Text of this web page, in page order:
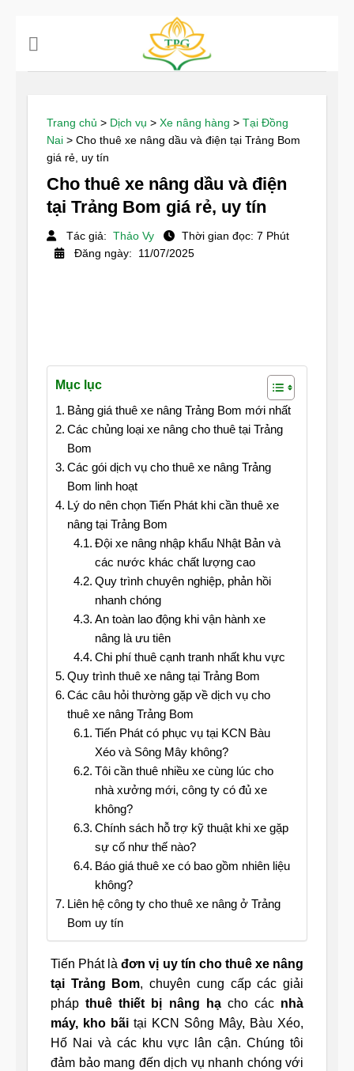
Trang chủ > Dịch vụ > Xe nâng hàng > Tại Đồng
Nai > Cho thuê xe nâng dầu và điện tại Trảng Bom
giá rẻ, uy tín
Cho thuê xe nâng dầu và điện
tại Trảng Bom giá rẻ, uy tín
Tác giả: Thảo Vy
Thời gian đọc: 7 Phút
Đăng ngày: 11/07/2025
Mục lục
Bảng giá thuê xe nâng Trảng Bom mới nhất
Các chủng loại xe nâng cho thuê tại Trảng
Bom
Các gói dịch vụ cho thuê xe nâng Trảng
Bom linh hoạt
Lý do nên chọn Tiến Phát khi cần thuê xe
nâng tại Trảng Bom
Đội xe nâng nhập khẩu Nhật Bản và
các nước khác chất lượng cao
Quy trình chuyên nghiệp, phản hồi
nhanh chóng
An toàn lao động khi vận hành xe
nâng là ưu tiên
Chi phí thuê cạnh tranh nhất khu vực
Quy trình thuê xe nâng tại Trảng Bom
Các câu hỏi thường gặp về dịch vụ cho
thuê xe nâng Trảng Bom
Tiến Phát có phục vụ tại KCN Bàu
Xéo và Sông Mây không?
Tôi cần thuê nhiều xe cùng lúc cho
nhà xưởng mới, công ty có đủ xe
không?
Chính sách hỗ trợ kỹ thuật khi xe gặp
sự cố như thế nào?
Báo giá thuê xe có bao gồm nhiên liệu
không?
Liên hệ công ty cho thuê xe nâng ở Trảng
Bom uy tín
Tiến Phát làđơn vị uy tín cho thuê xe nâng
tại Trảng Bom, chuyên cung cấp các giải
phápthuê thiết bị nâng hạcho cácnhà
máy, kho bãi tại KCN Sông Mây, Bàu Xéo,
Hố Nai và các khu vực lân cận. Chúng tôi
đảm bảo mang đến dịch vụ nhanh chóng với